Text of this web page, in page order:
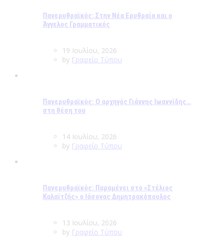
Πανερυθραϊκός: Στην Νέα Ερυθραία και ο
Άγγελος Γραμματικός
19 Ιουλίου, 2026
by Γραφείο Τύπου
Πανερυθραϊκός: Ο αρχηγός Γιάννης Ιωαννίδης…
στη θέση του
14 Ιουλίου, 2026
by Γραφείο Τύπου
Πανερυθραϊκός: Παραμένει στο «Στέλιος
Καλαϊτζής» ο Ιάσονας Δημητρακόπουλος
13 Ιουλίου, 2026
by Γραφείο Τύπου